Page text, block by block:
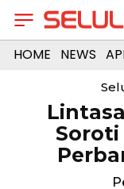
HOME NEWS
Soroti